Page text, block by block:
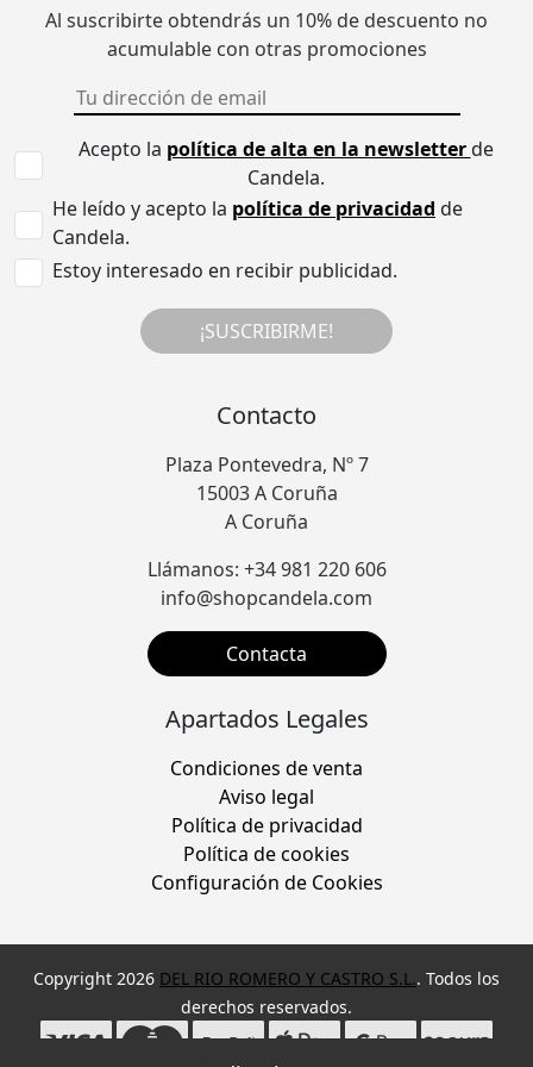
Al suscribirte obtendrás un 10% de descuento no
acumulable con otras promociones
Acepto la política de alta en la newsletterde
Candela.
He leído y acepto la política de privacidad de
Candela.
Estoy interesado en recibir publicidad.
¡SUSCRIBIRME!
Contacto
Plaza Pontevedra, Nº 7
15003 A Coruña
A Coruña
Llámanos: +34 981 220 606
info@shopcandela.com
Contacta
Apartados Legales
Condiciones de venta
Aviso legal
Política de privacidad
Política de cookies
Configuración de Cookies
Copyright 2026 DEL RIO ROMERO Y CASTRO S.L.. Todos los
derechos reservados.